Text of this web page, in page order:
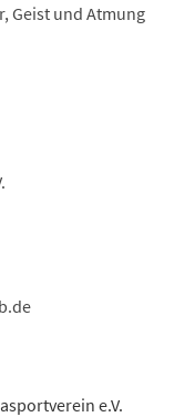
Geist und Atmung
de
e.V.